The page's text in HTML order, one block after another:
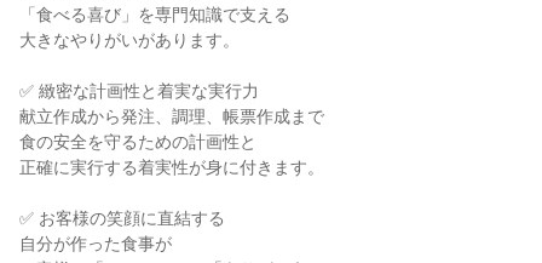
「食べる喜び」を専門知識で支える
大きなやりがいがあります。
✅ 緻密な計画性と着実な実行力
献立作成から発注、調理、帳票作成まで
食の安全を守るための計画性と
正確に実行する着実性が身に付きます。
✅ お客様の笑顔に直結する
自分が作った食事が